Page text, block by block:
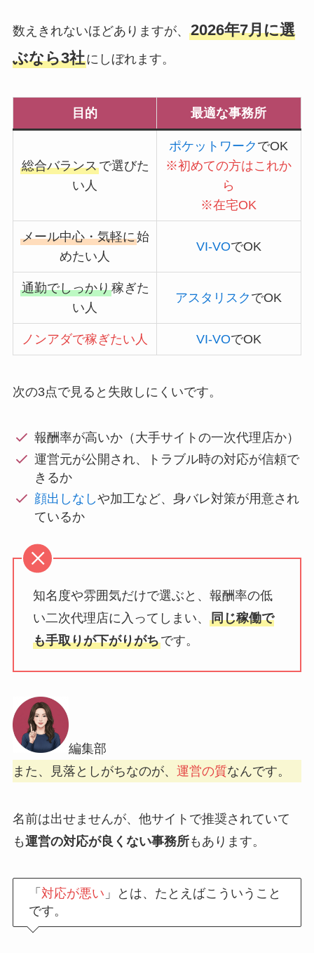
数えきれないほどありますが、 2026年7月に選
ぶなら3社にしぼれます。
目的 最適な事務所
総合バランスで選びた
い人
ポケットワーク でOK
※初めての方はこれか
ら
※在宅OK
メール中心・気軽に始
めたい人
VI-VOでOK
通勤でしっかり稼ぎた
い人
アスタリスク でOK
ノンアダで稼ぎたい人 VI-VOでOK
次の3点で見ると失敗しにくいです。
報酬率が高いか（大手サイトの一次代理店か）
運営元が公開され、トラブル時の対応が信頼で
きるか
顔出しなしや加工など、身バレ対策が用意され
ているか
知名度や雰囲気だけで選ぶと、報酬率の低
い二次代理店に入ってしまい、 同じ稼働で
も手取りが下がりがちです。
編集部
また、見落としがちなのが、 運営の質なんです。
名前は出せませんが、他サイトで推奨されていて
も運営の対応が良くない事務所もあります。
「 対応が悪い 」とは、たとえばこういうこと
です。